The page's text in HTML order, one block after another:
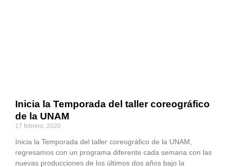
Inicia la Temporada del taller coreográfico
de la UNAM
17 febrero, 2020
Inicia la Temporada del taller coreográfico de la UNAM,
regresamos con un programa diferente cada semana con las
nuevas producciones de los últimos dos años bajo la